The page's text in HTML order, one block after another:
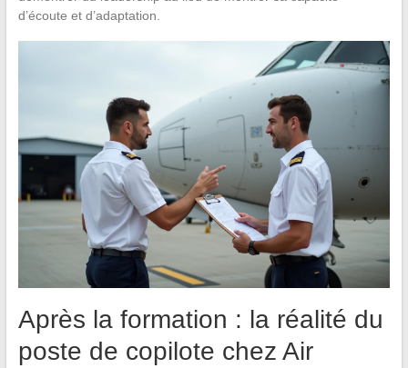
d’écoute et d’adaptation.
Après la formation : la réalité du
poste de copilote chez Air